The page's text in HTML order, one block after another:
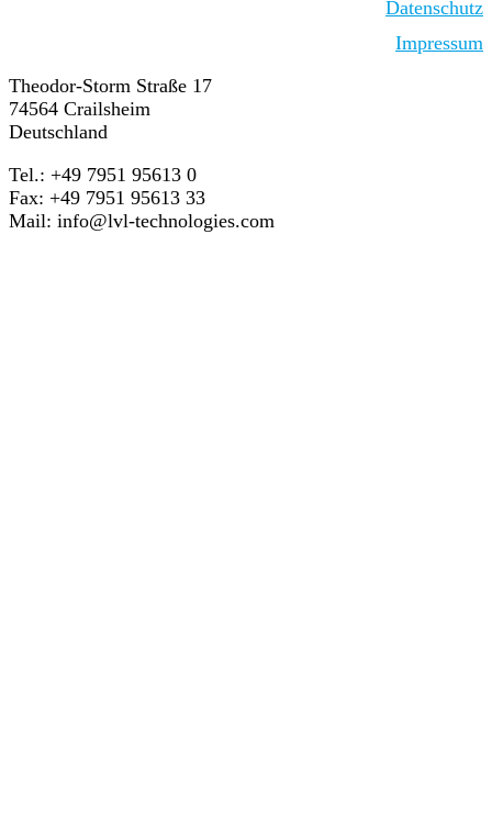
Datenschutz
Impressum
Theodor-Storm Straße 17
74564 Crailsheim
Deutschland
Tel.: +49 7951 95613 0
Fax: +49 7951 95613 33
Mail: info@lvl-technologies.com